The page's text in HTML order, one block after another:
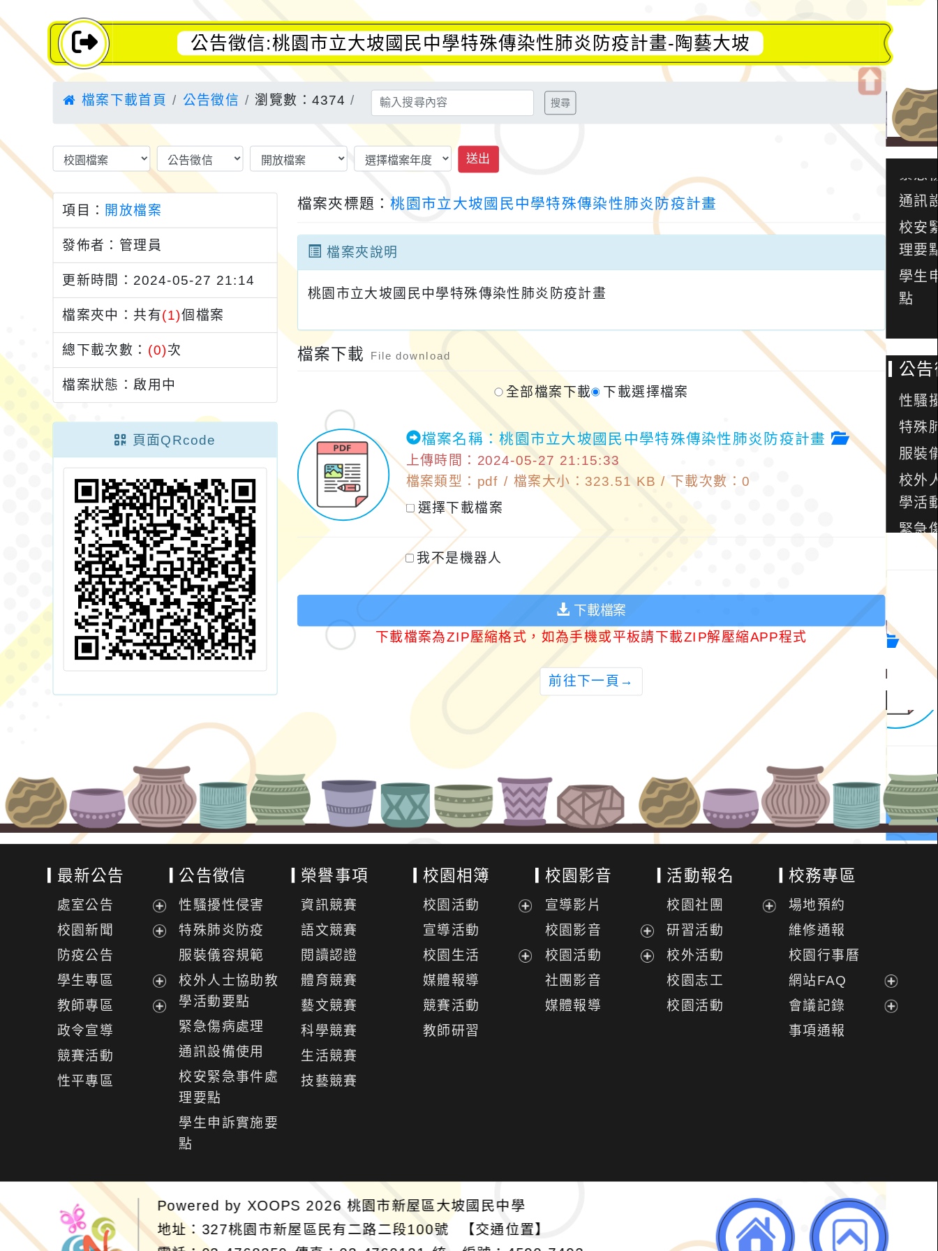
公告徵信:桃園市立大坡國民中學特殊傳染性肺炎防疫計畫-陶藝大坡
檔案下載首頁 公告徵信 瀏覽數：4374 搜尋
送出
項目： 開放檔案
發佈者：管理員
更新時間：2024-05-27 21:14
檔案夾中：共有(1)個檔案
總下載次數： (0)次
檔案狀態：啟用中
頁面QRcode
檔案夾標題：桃園市立大坡國民中學特殊傳染性肺炎防疫計畫
檔案夾說明
桃園市立大坡國民中學特殊傳染性肺炎防疫計畫
檔案下載 File download
全部檔案下載 下載選擇檔案
檔案名稱：桃園市立大坡國民中學特殊傳染性肺炎防疫計畫
上傳時間：2024-05-27 21:15:33
檔案類型：pdf / 檔案大小：323.51 KB /下載次數：0
選擇下載檔案
我不是機器人
下載檔案
下載檔案為ZIP壓縮格式，如為手機或平板請下載ZIP解壓縮APP程式
前往下一頁 →
最新公告
處室公告
展
單
校園新聞
選
單
防疫公告
學生專區
展
教師專區
政令宣導
競賽活動
性平專區
公告徵信
性騷擾性侵害
特殊肺炎防疫
服裝儀容規範
校外人士協助教
學活動要點
緊急傷病處理
通訊設備使用
校安緊急事件處
理要點
學生申訴實施要
點
榮譽事項
資訊競賽
語文競賽
閱讀認證
體育競賽
藝文競賽
科學競賽
生活競賽
技藝競賽
校園相簿
校園活動
選
宣導活動
校園生活
媒體報導
競賽活動
教師研習
校園影音
宣導影片
校園影音
展
校園活動
社團影音
媒體報導
活動報名
校園社團
研習活動
校外活動
校園志工
校園活動
校務專區
場地預約
維修通報
校園行事曆
網站FAQ
展
會議記錄
事項通報
Powered by XOOPS 2026桃園市新屋區大坡國民中學
地址：327桃園市新屋區民有二路二段100號
【交通位置】